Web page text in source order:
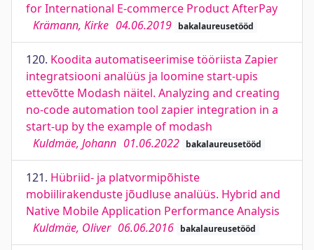
for International E-commerce Product AfterPay
Krämann, Kirke 04.06.2019 bakalaureusetööd
120. Koodita automatiseerimise tööriista Zapier
integratsiooni analüüs ja loomine start-upis
ettevõtte Modash näitel. Analyzing and creating
no-code automation tool zapier integration in a
start-up by the example of modash
Kuldmäe, Johann 01.06.2022 bakalaureusetööd
121. Hübriid- ja platvormipõhiste
mobiilirakenduste jõudluse analüüs. Hybrid and
Native Mobile Application Performance Analysis
Kuldmäe, Oliver 06.06.2016 bakalaureusetööd